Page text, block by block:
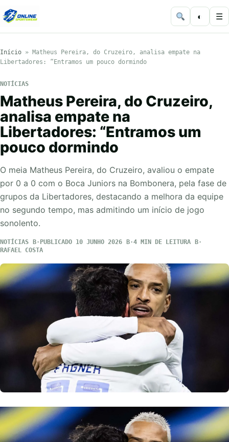
◐ ☰
Início » Matheus Pereira, do Cruzeiro, analisa empate na
Libertadores: “Entramos um pouco dormindo
NOTÍCIAS
Matheus Pereira, do Cruzeiro,
analisa empate na
Libertadores: “Entramos um
pouco dormindo
O meia Matheus Pereira, do Cruzeiro, avaliou o empate
por 0 a 0 com o Boca Juniors na Bombonera, pela fase de
grupos da Libertadores, destacando a melhora da equipe
no segundo tempo, mas admitindo um início de jogo
sonolento.
NOTÍCIAS PUBLICADO 10 JUNHO 2026
4 MIN DE LEITURA
RAFAEL COSTA